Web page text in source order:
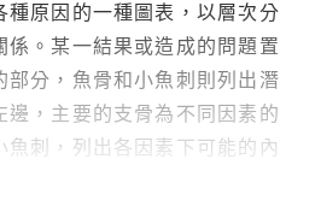
種原因的一種圖表，以層次分
係。某一結果或造成的問題置
部分，魚骨和小魚刺則列出潛
邊，主要的支骨為不同因素的
魚刺，列出各因素下可能的內